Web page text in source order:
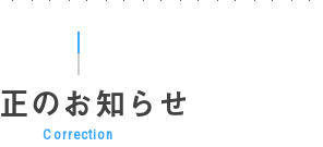
のお知らせ
Correction